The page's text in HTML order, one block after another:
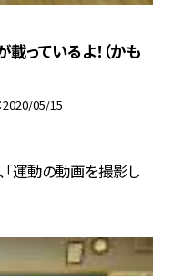
っているよ！（かも
2020/05/15
運動の動画を撮影し